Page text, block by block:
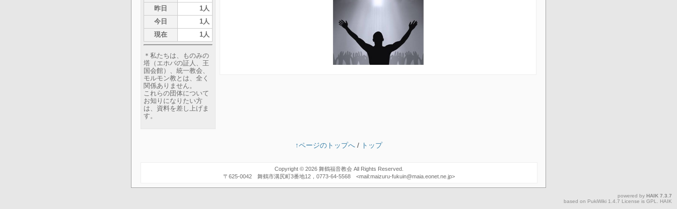
昨日
1人
今日
1人
現在
1人
＊私たちは、ものみの
塔（エホバの証人、王
国会館）、統一教会、
モルモン教とは、全く
関係ありません。
これらの団体について
お知りになりたい方
は、資料を差し上げま
す。
↑ページのトップへ/ トップ
Copyright © 2026 舞鶴福音教会 All Rights Reserved.
〒625-0042 舞鶴市溝尻町3番地12，0773-64-5568 <mail:maizuru-fukuin@maia.eonet.ne.jp>
powered by HAIK 7.3.7
based on PukiWiki 1.4.7 License is GPL. HAIK